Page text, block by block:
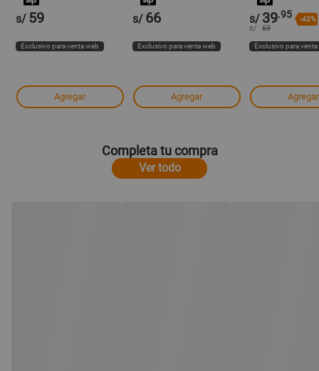
s/ 59
Exclusivo para venta web
Agregar
s/ 66
Exclusivo para venta web
Agregar
s/ 39.95 -42%
s/ 69
Exclusivo para
Agregar
Completa tu compra
Ver todo